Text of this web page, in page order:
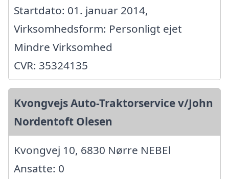
Startdato: 01. januar 2014,
Virksomhedsform: Personligt ejet
Mindre Virksomhed
CVR: 35324135
Kvongvejs Auto-Traktorservice v/John
Nordentoft Olesen
Kvongvej 10, 6830 Nørre NEBEl
Ansatte: 0